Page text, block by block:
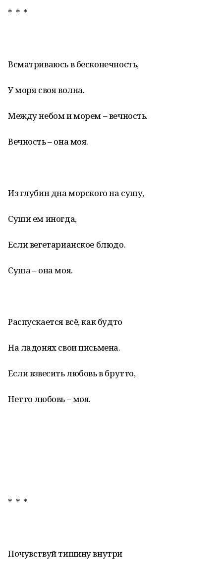
* * *
Всматриваюсь в бесконечность,
У моря своя волна.
Между небом и морем – вечность.
Вечность – она моя.
Из глубин дна морского на сушу,
Суши ем иногда,
Если вегетарианское блюдо.
Суша – она моя.
Распускается всё, как будто
На ладонях свои письмена.
Если взвесить любовь в брутто,
Нетто любовь – моя.
* * *
Почувствуй тишину внутри